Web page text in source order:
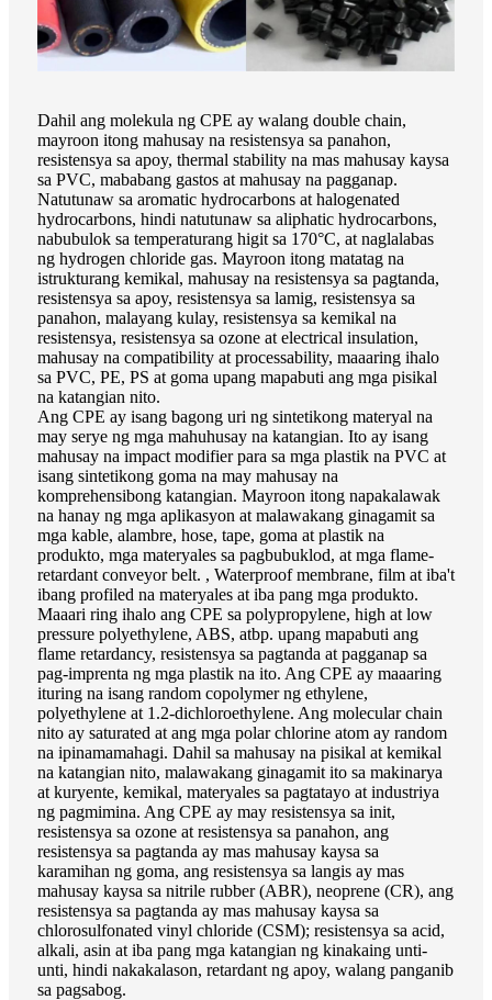
Dahil ang molekula ng CPE ay walang double chain,
mayroon itong mahusay na resistensya sa panahon,
resistensya sa apoy, thermal stability na mas mahusay kaysa
sa PVC, mababang gastos at mahusay na pagganap.
Natutunaw sa aromatic hydrocarbons at halogenated
hydrocarbons, hindi natutunaw sa aliphatic hydrocarbons,
nabubulok sa temperaturang higit sa 170°C, at naglalabas
ng hydrogen chloride gas. Mayroon itong matatag na
istrukturang kemikal, mahusay na resistensya sa pagtanda,
resistensya sa apoy, resistensya sa lamig, resistensya sa
panahon, malayang kulay, resistensya sa kemikal na
resistensya, resistensya sa ozone at electrical insulation,
mahusay na compatibility at processability, maaaring ihalo
sa PVC, PE, PS at goma upang mapabuti ang mga pisikal
na katangian nito.
Ang CPE ay isang bagong uri ng sintetikong materyal na
may serye ng mga mahuhusay na katangian. Ito ay isang
mahusay na impact modifier para sa mga plastik na PVC at
isang sintetikong goma na may mahusay na
komprehensibong katangian. Mayroon itong napakalawak
na hanay ng mga aplikasyon at malawakang ginagamit sa
mga kable, alambre, hose, tape, goma at plastik na
produkto, mga materyales sa pagbubuklod, at mga flame-
retardant conveyor belt. , Waterproof membrane, film at iba't
ibang profiled na materyales at iba pang mga produkto.
Maaari ring ihalo ang CPE sa polypropylene, high at low
pressure polyethylene, ABS, atbp. upang mapabuti ang
flame retardancy, resistensya sa pagtanda at pagganap sa
pag-imprenta ng mga plastik na ito. Ang CPE ay maaaring
ituring na isang random copolymer ng ethylene,
polyethylene at 1.2-dichloroethylene. Ang molecular chain
nito ay saturated at ang mga polar chlorine atom ay random
na ipinamamahagi. Dahil sa mahusay na pisikal at kemikal
na katangian nito, malawakang ginagamit ito sa makinarya
at kuryente, kemikal, materyales sa pagtatayo at industriya
ng pagmimina. Ang CPE ay may resistensya sa init,
resistensya sa ozone at resistensya sa panahon, ang
resistensya sa pagtanda ay mas mahusay kaysa sa
karamihan ng goma, ang resistensya sa langis ay mas
mahusay kaysa sa nitrile rubber (ABR), neoprene (CR), ang
resistensya sa pagtanda ay mas mahusay kaysa sa
chlorosulfonated vinyl chloride (CSM); resistensya sa acid,
alkali, asin at iba pang mga katangian ng kinakaing unti-
unti, hindi nakakalason, retardant ng apoy, walang panganib
sa pagsabog.